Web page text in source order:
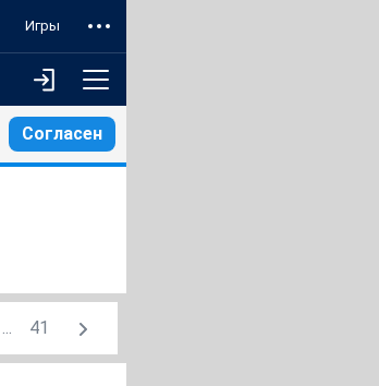
Игры
Согласен
... 41